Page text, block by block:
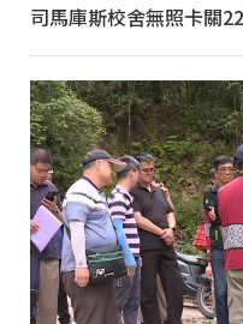
司馬庫斯校舍無照卡關